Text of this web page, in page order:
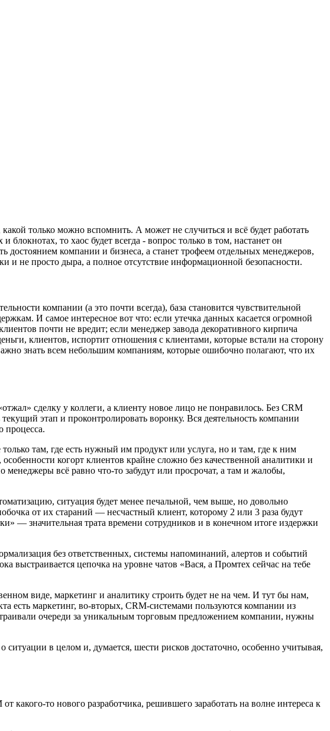
только можно вспомнить. А может не случиться и всё будет работать
то хаос будет всегда - вопрос только в том, настанет он
достоянием компании и бизнеса, а станет трофеем отдельных менеджеров,
и не просто дыра, а полное отсутствие информационной безопасности.
компании (а это почти всегда), база становится чувствительной
И самое интересное вот что: если утечка данных касается огромной
почти не вредит; если менеджер завода декоративного кирпича
клиентов, испортит отношения с клиентами, которые встали на сторону
знать всем небольшим компаниям, которые ошибочно полагают, что их
сделку у коллеги, а клиенту новое лицо не понравилось. Без CRM
этап и проконтролировать воронку. Вся деятельность компании
процесса.
там, где есть нужный им продукт или услуга, но и там, где к ним
когорт клиентов крайне сложно без качественной аналитики и
менеджеры всё равно что-то забудут или просрочат, а там и жалобы,
ситуация будет менее печальной, чем выше, но довольно
от их стараний — несчастный клиент, которому 2 или 3 раза будут
— значительная трата времени сотрудников и в конечном итоге издержки
без ответственных, системы напоминаний, алертов и событий
выстраивается цепочка на уровне чатов «Вася, а Промтех сейчас на тебе
виде, маркетинг и аналитику строить будет не на чем. И тут бы нам,
есть маркетинг, во-вторых, CRM-системами пользуются компании из
очереди за уникальным торговым предложением компании, нужны
в целом и, думается, шести рисков достаточно, особенно учитывая,
то нового разработчика, решившего заработать на волне интереса к